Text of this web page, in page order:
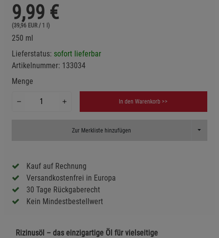
9,99 €
(39,96 EUR / 1 l)
250 ml
Lieferstatus: sofort lieferbar
Artikelnummer: 133034
Menge
In den Warenkorb >>
Zur Merkliste hinzufügen Toggle
Kauf auf Rechnung
Versandkostenfrei in Europa
30 Tage Rückgaberecht
Kein Mindestbestellwert
Rizinusöl – das einzigartige Öl für vielseitige